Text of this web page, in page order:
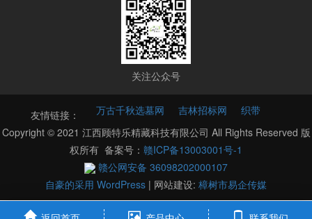
关注公众号
友情链接： 万古千秋选墓网 吉林招标网
织带
Copyright © 2021 江西顾特乐精藏科技有限公司 All Rights Reserved 版
权所有 备案号： 赣ICP备13003001号-1
赣公网安备 36098202000107
自豪的采用 WordPress | 网站建设: 樟树市易企传媒